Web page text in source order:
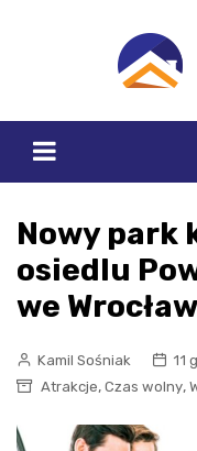
Nowy park
osiedlu
we
Kamil Sośniak
11
Atrakcje, Czas wolny,